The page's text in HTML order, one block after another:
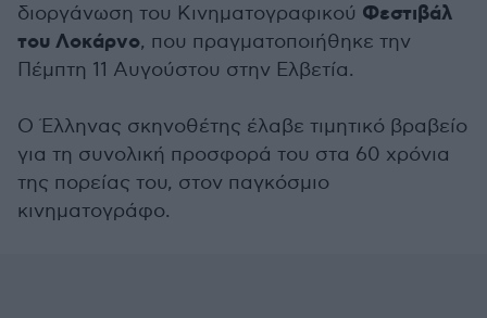
διοργάνωση του Κινηματογραφικού Φεστιβάλ
του Λοκάρνο, που πραγματοποιήθηκε την
Πέμπτη 11 Αυγούστου στην Ελβετία.
Ο Έλληνας σκηνοθέτης έλαβε τιμητικό βραβείο
για τη συνολική προσφορά του στα 60 χρόνια
της πορείας του, στον παγκόσμιο
κινηματογράφο.